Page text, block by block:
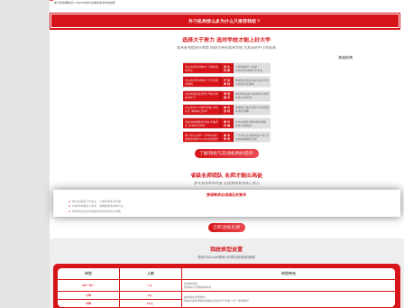
遂宁复读哪家强？2026年家长必看的复读学校推荐
补习机构那么多为什么只推荐我校？
选择大于努力 选对学校才能上好大学
高考备考院校分两类 深耕川考的高考学校 与其余的中小学机构
其他机构
专注高考应试教学 只招收高
考学生
招 生
范 围
小初高辅导一起做
对高考应试教学不专业
专注高考应试教学 只开设高
考课程
开 设
课 程
根据招生情况 临时决定开设
小初高任意课程
全封闭规范化管理 严抓日常
备考学习
管 理
模 式
非封闭式(或“半封闭式”)管理
非集中式管理
自主研发TLE教学系统 专利
认证 掌握核心技术
教 学
流 程
照搬同行教学流程 学到表面
依葫芦画瓢
高标准校园配套设施 设施齐
全 高考绝不将就
硬 件
设 施
作坊式课堂 硬件条件局限
很多只能将就
两个班主任带一个班加专职
的夜班老师24小时全程陪护
教 学
管 理
一个班主任老师带多个班 无
法做到精细化管理
了解我校与其他机构的差距
省级名师团队 名师才能出高徒
多年高考带班经验 全面掌握高考核心考点
授课教师必须满足的要求
带过多届高三毕业生，了解高考常见问题
对高考考纲深入研究，准确把握高考得分点
所带毕业生高考成绩优异且深受学生喜爱
立即连线名师
我校班型设置
我校TLEscort课程 班课也能因材施教
班型 人数 班型特色
VIP一对一 1人
高考核武器
把握每寸光阴备战高考
小班 8人
超精细化管理模式
我校班课管理模式精细化管控优于常规一对一管理模式
中班 16人